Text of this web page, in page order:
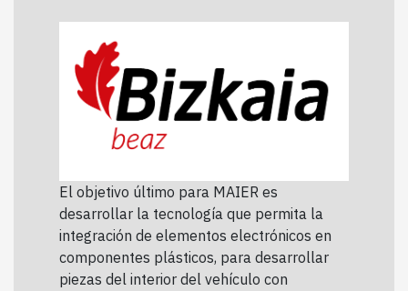
El objetivo último para MAIER es
desarrollar la tecnología que permita la
integración de elementos electrónicos en
componentes plásticos, para desarrollar
piezas del interior del vehículo con